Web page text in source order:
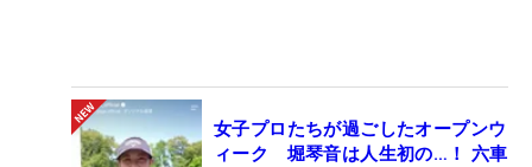
女子プロたちが過ごしたオープンウ
ィーク 堀琴音は人生初の…！ 六車